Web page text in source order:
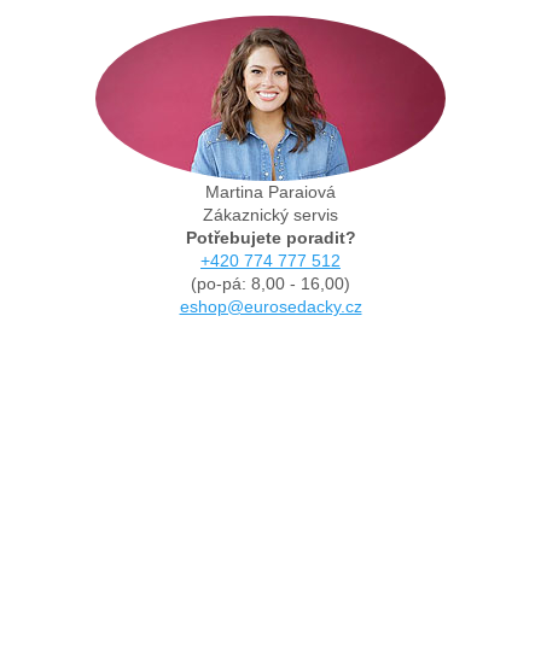
Martina Paraiová
Zákaznický servis
Potřebujete poradit?
+420 774 777 512
(po-pá: 8,00 - 16,00)
eshop@eurosedacky.cz